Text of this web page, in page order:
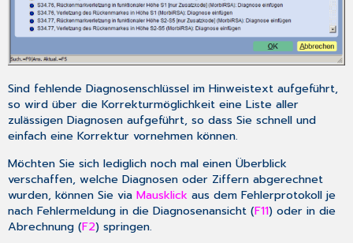
Sind fehlende Diagnosenschlüssel im Hinweistext aufgeführt,
so wird über die Korrekturmöglichkeit eine Liste aller
zulässigen Diagnosen aufgeführt, so dass Sie schnell und
einfach eine Korrektur vornehmen können.
Möchten Sie sich lediglich noch mal einen Überblick
verschaffen, welche Diagnosen oder Ziffern abgerechnet
wurden, können Sie viaMausklick aus dem Fehlerprotokoll je
nach Fehlermeldung in die Diagnosenansicht (F11) oder in die
Abrechnung (F2) springen.